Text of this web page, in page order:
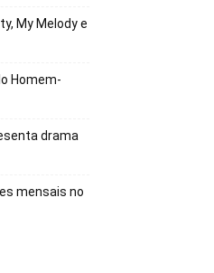
My Melody e
Homem-
drama
mensais no